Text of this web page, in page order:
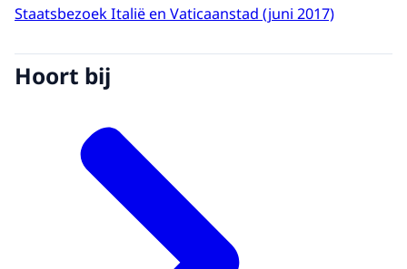
Staatsbezoek Italië en Vaticaanstad (juni 2017)
Hoort bij